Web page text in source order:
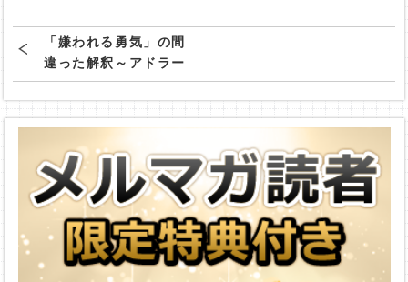
「嫌われる勇気」の間
違った解釈～アドラー
は常識の破壊者なの
か？～